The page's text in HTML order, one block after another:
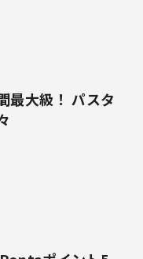
最大級！ パスタ